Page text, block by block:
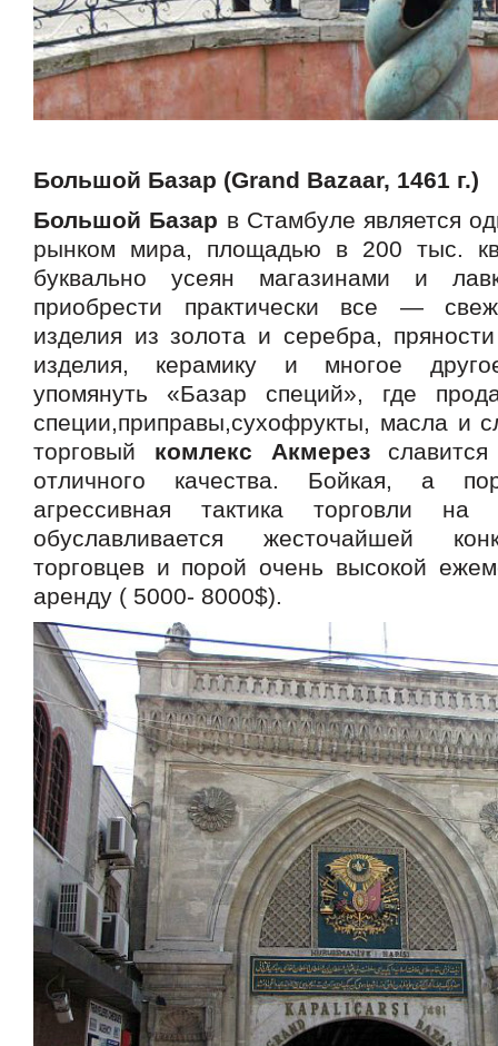
Большой Базар (Grand Bazaar, 1461 г.)
Большой Базар в Стамбуле является
рынком мира, площадью в 200 тыс.
буквально усеян магазинами и
приобрести практически все —
изделия из золота и серебра,
изделия, керамику и многое
упомянуть «Базар специй», где
специи,приправы,сухофрукты, масла и
торговый комлекс Акмерезславится
отличного качества. Бойкая, а
агрессивная тактика торговли
обуславливается жесточайшей
торговцев и порой очень высокой
аренду ( 5000- 8000$).